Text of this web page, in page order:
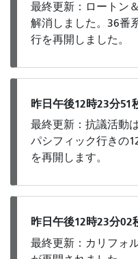
最終更新：ロートン
解消しました。36番
行を再開しました。
昨日午後12時23分51
最終更新：抗議活動
パシフィック行きの
を再開します。
昨日午後12時23分02
最終更新：カリフォ